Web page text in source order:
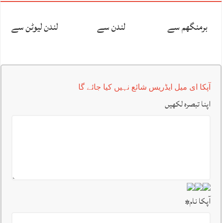
برمنگھم سے لندن سے لندن لیوٹن سے
آپکا ای میل ایڈریس شائع نہیں کیا جائے گا
اپنا تبصرہ لکھیں
آپکا نام*